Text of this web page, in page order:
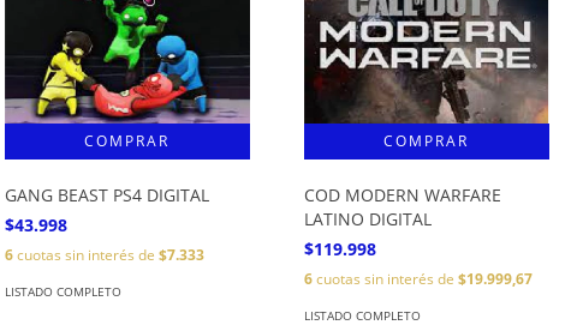
GANG BEAST PS4 DIGITAL
$43.998
6cuotas sin interés de $7.333
LISTADO COMPLETO
COD MODERN WARFARE
LATINO DIGITAL
$119.998
6cuotas sin interés de $19.999,67
LISTADO COMPLETO